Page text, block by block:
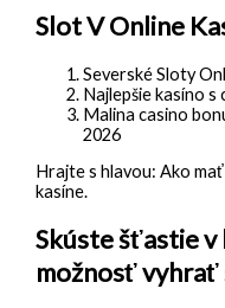
Slot V Online
Severské Sloty
Najlepšie kasíno s
Malina casino
2026
Hrajte s hlavou: Ako
kasíne.
Skúste šťastie v
možnosť vyhrať